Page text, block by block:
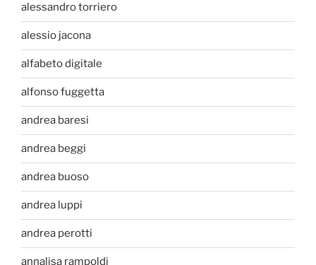
alessandro torriero
alessio jacona
alfabeto digitale
alfonso fuggetta
andrea baresi
andrea beggi
andrea buoso
andrea luppi
andrea perotti
annalisa rampoldi